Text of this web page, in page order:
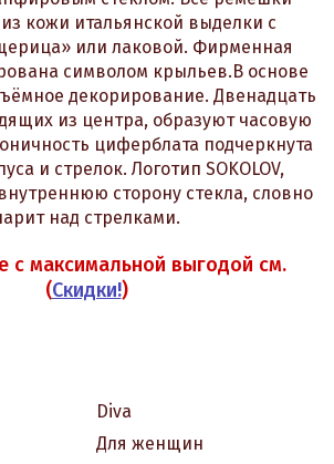
кожи итальянской выделки с
или лаковой. Фирменная
символом крыльев.В основе
декорирование. Двенадцать
из центра, образуют часовую
циферблата подчеркнута
и стрелок. Логотип SOKOLOV,
сторону стекла, словно
над стрелками.
с максимальной выгодой см.
(Скидки!)
Diva
Для женщин